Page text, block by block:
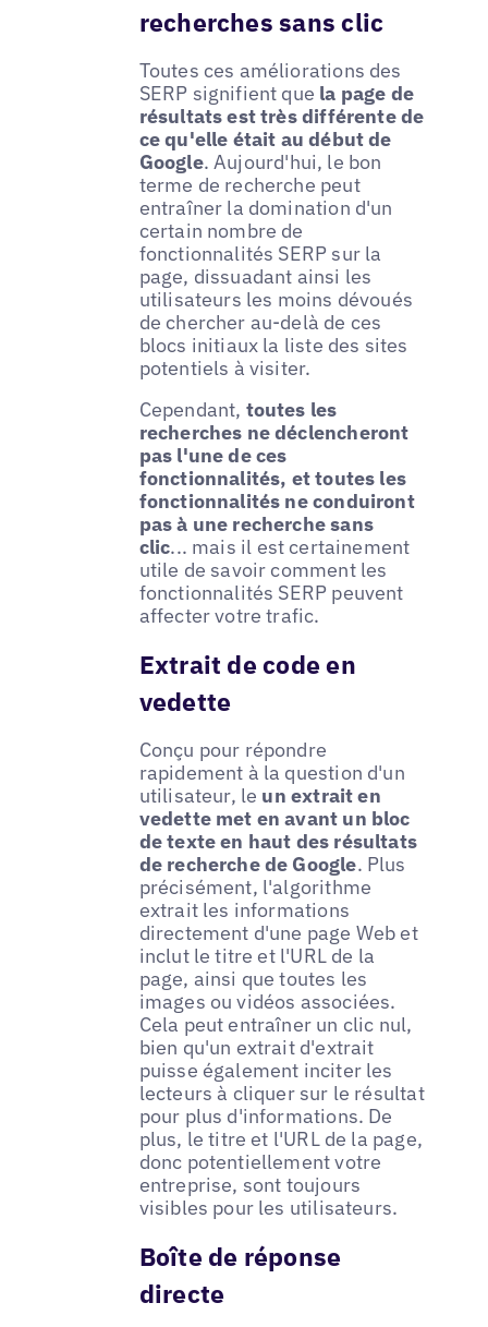
recherches sans clic
Toutes ces améliorations des
SERP signifient que la page de
résultats est très différente de
ce qu'elle était au début de
Google. Aujourd'hui, le bon
terme de recherche peut
entraîner la domination d'un
certain nombre de
fonctionnalités SERP sur la
page, dissuadant ainsi les
utilisateurs les moins dévoués
de chercher au-delà de ces
blocs initiaux la liste des sites
potentiels à visiter.
Cependant, toutes les
recherches ne déclencheront
pas l'une de ces
fonctionnalités, et toutes les
fonctionnalités ne conduiront
pas à une recherche sans
clic... mais il est certainement
utile de savoir comment les
fonctionnalités SERP peuvent
affecter votre trafic.
Extrait de code en
vedette
Conçu pour répondre
rapidement à la question d'un
utilisateur, le un extrait en
vedette met en avant un bloc
de texte en haut des résultats
de recherche de Google. Plus
précisément, l'algorithme
extrait les informations
directement d'une page Web et
inclut le titre et l'URL de la
page, ainsi que toutes les
images ou vidéos associées.
Cela peut entraîner un clic nul,
bien qu'un extrait d'extrait
puisse également inciter les
lecteurs à cliquer sur le résultat
pour plus d'informations. De
plus, le titre et l'URL de la page,
donc potentiellement votre
entreprise, sont toujours
visibles pour les utilisateurs.
Boîte de réponse
directe